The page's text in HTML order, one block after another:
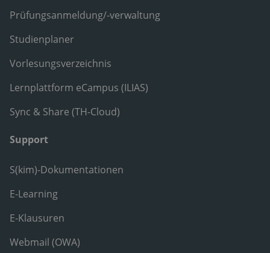
Prüfungsanmeldung/-verwaltung
Studienplaner
Vorlesungsverzeichnis
Lernplattform eCampus (ILIAS)
Sync & Share (TH-Cloud)
Support
S(kim)-Dokumentationen
E-Learning
E-Klausuren
Webmail (OWA)